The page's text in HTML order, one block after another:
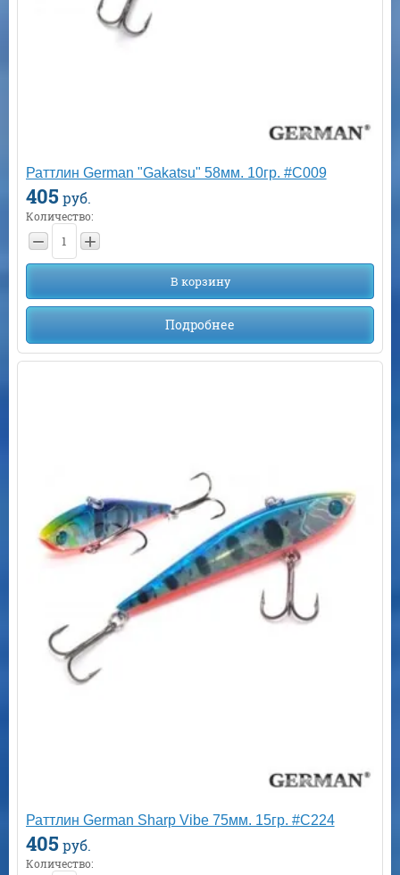
Раттлин German "Gakatsu" 58мм. 10гр. #C009
405 руб.
Количество:
− +
В корзину
Подробнее
Раттлин German Sharp Vibe 75мм. 15гр. #С224
405 руб.
Количество: